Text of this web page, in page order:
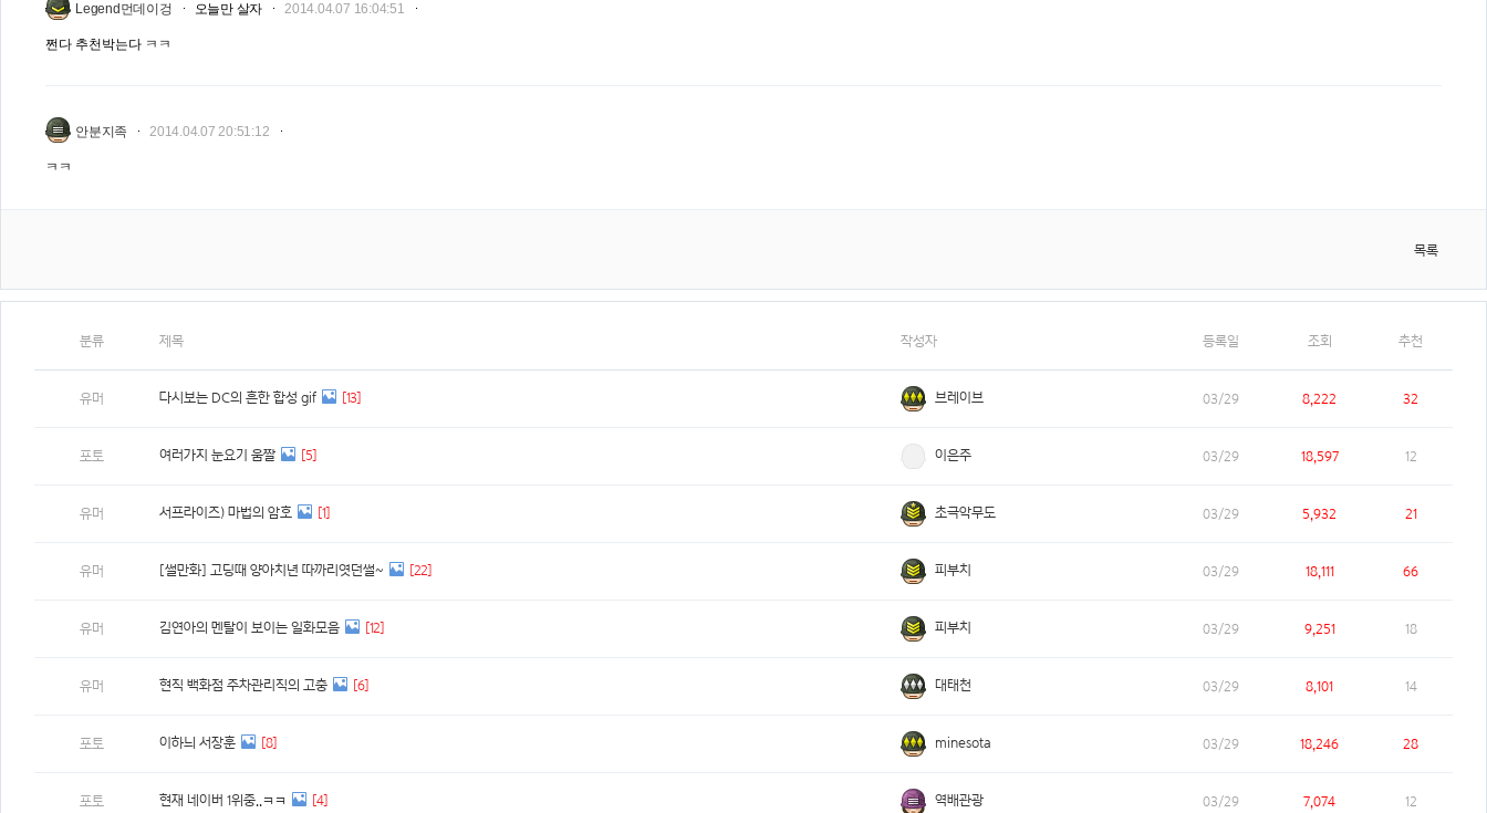
Legend먼데이겅 오늘만 살자 2014.04.07 16:04:51
쩐다 추천박는다 ㅋㅋ
안분지족 2014.04.07 20:51:12
ㅋㅋ
목록
분류 제목 작성자 등록일 조회 추천
유머 다시보는 DC의 흔한 합성 gif [13] 브레이브 03/29 8,222 32
포토 여러가지 눈요기 움짤 [5] 이은주 03/29 18,597 12
유머 서프라이즈) 마법의 암호 [1] 초극악무도 03/29 5,932 21
유머 [썰만화] 고딩때 양아치년 따까리엿던썰~ [22] 피부치 03/29 18,111 66
유머 김연아의 멘탈이 보이는 일화모음 [12] 피부치 03/29 9,251 18
유머 현직 백화점 주차관리직의 고충 [6] 대태천 03/29 8,101 14
포토 이하늬 서장훈 [8] minesota 03/29 18,246 28
포토 현재 네이버 1위중..ㅋㅋ [4] 역배관광 03/29 7,074 12